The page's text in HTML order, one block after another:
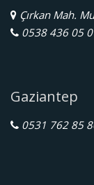
Çırkan Mah.
0538 436 05
Gaziantep
0531 762 85